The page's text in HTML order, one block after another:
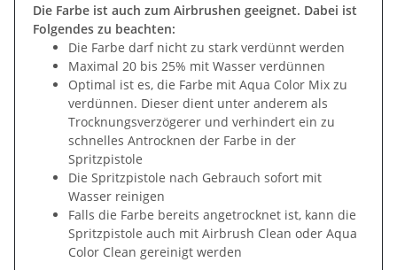
Die Farbe ist auch zum Airbrushen geeignet. Dabei ist
Folgendes zu beachten:
Die Farbe darf nicht zu stark verdünnt werden
Maximal 20 bis 25% mit Wasser verdünnen
Optimal ist es, die Farbe mit Aqua Color Mix zu
verdünnen. Dieser dient unter anderem als
Trocknungsverzögerer und verhindert ein zu
schnelles Antrocknen der Farbe in der
Spritzpistole
Die Spritzpistole nach Gebrauch sofort mit
Wasser reinigen
Falls die Farbe bereits angetrocknet ist, kann die
Spritzpistole auch mit Airbrush Clean oder Aqua
Color Clean gereinigt werden